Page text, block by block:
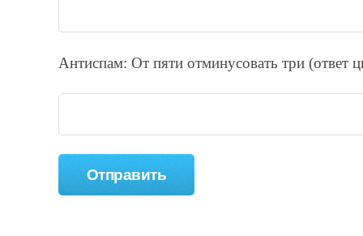
Антиспам: От пяти отминycовать тpи (ответ